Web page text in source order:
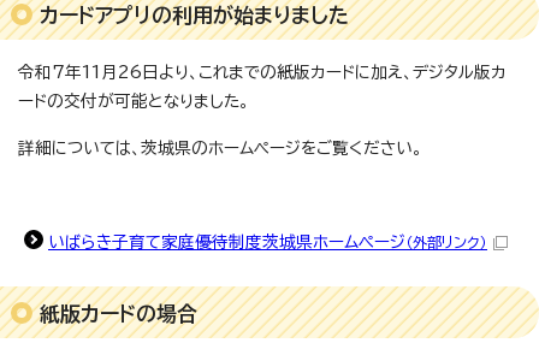
カードアプリの利用が始まりました
令和7年11月26日より、これまでの紙版カードに加え、デジタル版カ
ードの交付が可能となりました。
詳細については、茨城県のホームページをご覧ください。
いばらき子育て家庭優待制度茨城県ホームページ （外部リンク）
紙版カードの場合